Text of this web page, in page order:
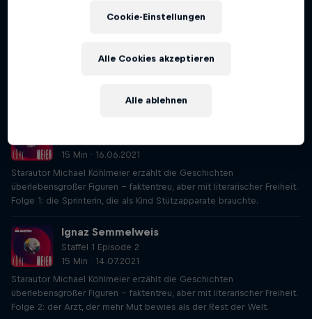
die Note 20. Das gelang nach ihm bisher nur sechs
15 Min · 16.06.2021
Starautor Michael Köhlmeier erzählt die Geschichten
überlebensgroßer Figuren – faktentreu, aber mit literarischer Freiheit.
Folge 1: die Sprinterin, die als Kind Stützapparate brauchte.
Ignaz Semmelweis
Staffel 1 Episode 2
15 Min · 14.07.2021
Starautor Michael Köhlmeier erzählt die Geschichten
überlebensgroßer Figuren – faktentreu, aber mit literarischer Freiheit.
Folge 2: der Arzt, der mehr Mut bewies als der Rest der Welt.
Cookie-Einstellungen
Alle ablehnen
Alle Cookies akzeptieren